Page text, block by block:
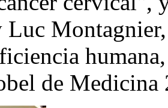
Luc
de Medicina